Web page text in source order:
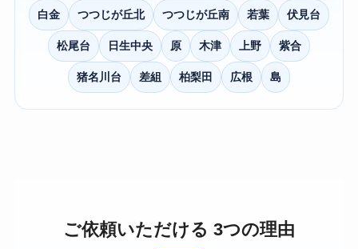
白金 つつじが丘北 つつじが丘南 若葉 伏見台
松尾台 日生中央 原 木津 上野 紫合
猪名川台 差組 柏梨田 広根 島
ご依頼いただける 3つの理由